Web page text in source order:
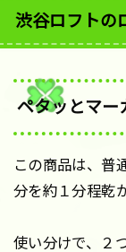
渋谷ロフトの
ペタッとマー
この商品は、普
分を約１分程乾
使い分けで、２